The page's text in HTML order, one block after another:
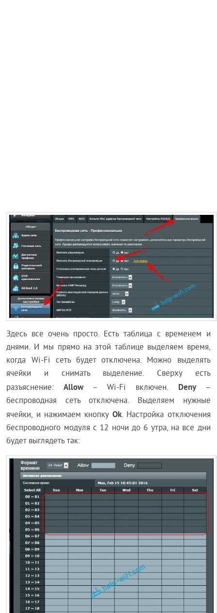
Здесь все очень просто. Есть таблица с временем и
днями. И мы прямо на этой таблице выделяем время,
когда Wi-Fi сеть будет отключена. Можно выделять
ячейки и снимать выделение. Сверху есть
разъяснение:Allow– Wi-Fi включен. Deny–
беспроводная сеть отключена. Выделяем нужные
ячейки, и нажимаем кнопку Ok. Настройка отключения
беспроводного модуля с 12 ночи до 6 утра, на все дни
будет выглядеть так: